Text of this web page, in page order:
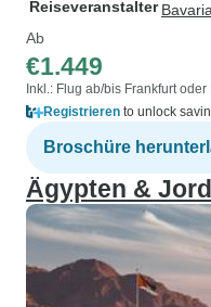
Reiseveranstalter
Ab
€1.449
Inkl.: Flug ab/bis Frankfurt
Registrieren to unlock
Broschüre
Ägypten &